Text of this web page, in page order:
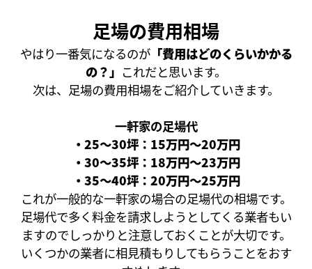
足場の費用相場
やはり一番気になるのが「費用はどのくらいかかる
の？」 これだと思います。
次は、足場の費用相場をご紹介していきます。
一軒家の足場代
・25〜30坪：15万円〜20万円
・30〜35坪：18万円〜23万円
・35〜40坪：20万円〜25万円
これが一般的な一軒家の場合の足場代の相場です。
足場代で多く料金を請求しようとしてくる業者もい
ますのでしっかりと注意しておくことが大切です。
いくつかの業者に相見積もりしてもらうことをおす